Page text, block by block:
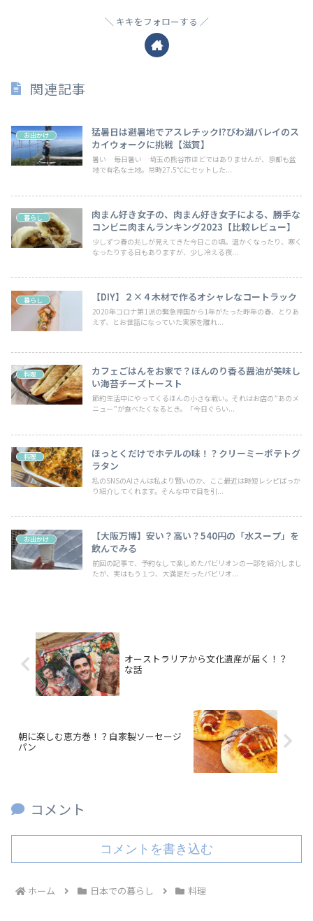
キキをフォローする
関連記事
お出かけ
猛暑日は避暑地でアスレチック!?びわ湖バレイのス
カイウォークに挑戦【滋賀】
暑い…毎日暑い…埼玉の熊谷市ほどではありませんが、京都も盆
地で有名な土地。常時27.5℃にセットした...
暮らし
肉まん好き女子の、肉まん好き女子による、勝手な
コンビニ肉まんランキング2023【比較レビュー】
少しずつ春の兆しが見えてきた今日この頃。温かくなったり、寒く
なったりする日もありますが、少し冷える夜...
暮らし 【DIY】２×４木材で作るオシャレなコートラック
2020年コロナ第1派の緊急帰国から1年がたった昨年の春、とりあ
えず、とお世話になっていた実家を離れ...
料理
カフェごはんをお家で？ほんのり香る醤油が美味し
い海苔チーズトースト
節約生活中にやってくるほんの小さな戦い。それはお店の”あのメ
ニュー”が食べたくなるとき。「今日ぐらい...
料理
ほっとくだけでホテルの味！？クリーミーポテトグ
ラタン
私のSNSのAIさんは私より賢いのか、ここ最近は時短レシピばっか
り紹介してくれます。そんな中で目を引...
お出かけ
【大阪万博】安い？高い？540円の「水スープ」を
飲んでみる
前回の記事で、予約なしで楽しめたパビリオンの一部を紹介しまし
たが、実はもう１つ、大満足だったパビリオ...
オーストラリアから文化遺産が届く！？
な話
朝に楽しむ恵方巻！？自家製ソーセージ
パン
コメント
コメントを書き込む
ホーム 日本での暮らし 料理